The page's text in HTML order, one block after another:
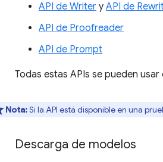
API de Writer y API de
API de Proofreader
API de Prompt
Todas estas APIs se pueden
Nota:Si la API está disponible en una
Descarga de modelos